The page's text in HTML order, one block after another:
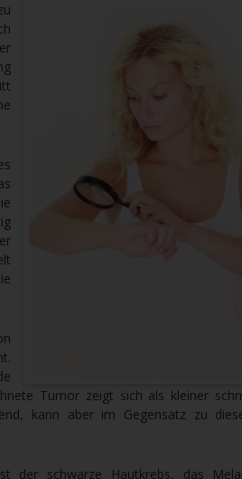
Tumor zeigt sich als kleiner
kann aber im Gegensatz zu
der schwarze Hautkrebs, das